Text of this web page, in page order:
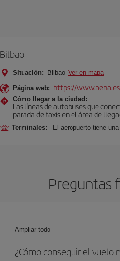
Bilbao
Situación: Bilbao Ver en mapa
Página web: https://
Cómo llegar a la ciudad:
Las líneas de autobuses que
parada de taxis en el área de
Terminales: El aeropuerto tiene
Preguntas
Ampliar todo
¿Cómo conseguir el vuelo